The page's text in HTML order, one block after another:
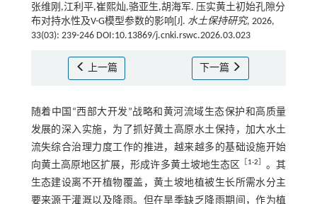
张维刚,江利平,崔熙灿,骆亚生,胡海军. 压实黄土初始孔隙分
布对持水性及V-G模型参数的影响[J]. 水土保持研究, 2026,
33(03): 239-246 DOI:10.13869/j.cnki.rswc.2026.03.023
上一篇 下一篇
随着中国“西部大开发”战略和黄河流域生态保护和高质量
发展的深入实施，为了抓好黄土高原水土保持，加大水土
流失综合治理力度工作的推进，越来越多的基础设施开始
向黄土高原地区扩展，形成许多黄土坡地生态区
1-2
。其
生态建设离不开植物覆盖，黄土坡地植被生长所需水分主
要来源于灌溉以及降雨。但在旱季缺乏降雨期间，作为植